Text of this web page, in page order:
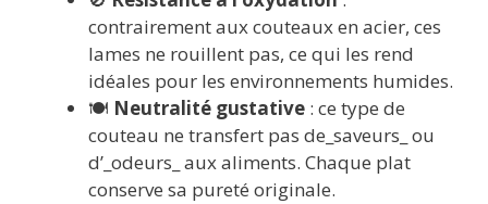
contrairement aux couteaux en acier, ces
lames ne rouillent pas, ce qui les rend
idéales pour les environnements humides.
🍽️ Neutralité gustative : ce type de
couteau ne transfert pas de_saveurs_ ou
d’_odeurs_ aux aliments. Chaque plat
conserve sa pureté originale.